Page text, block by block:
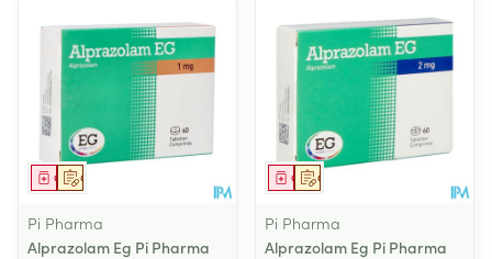
Op voorschrift
Geneesmiddel
Pi Pharma
Alprazolam Eg Pi Pharma
Op voorschrift
Geneesmiddel
Pi Pharma
Alprazolam Eg Pi Pharma